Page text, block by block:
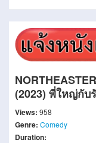
(2023) พี่ใหญ่กับ
Views: 958
Genre: Comedy
Duration: